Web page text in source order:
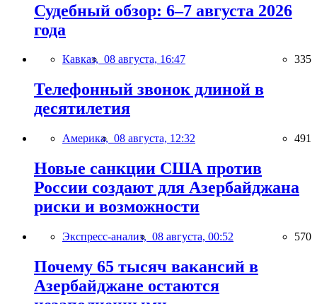
Судебный обзор: 6–7 августа 2026
года
Кавказ, 08 августа, 16:47 335
Телефонный звонок длиной в
десятилетия
Америка, 08 августа, 12:32 491
Новые санкции США против
России создают для Азербайджана
риски и возможности
Экспресс-анализ, 08 августа, 00:52 570
Почему 65 тысяч вакансий в
Азербайджане остаются